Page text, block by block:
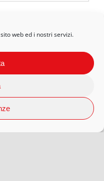
web ed i nostri servizi.